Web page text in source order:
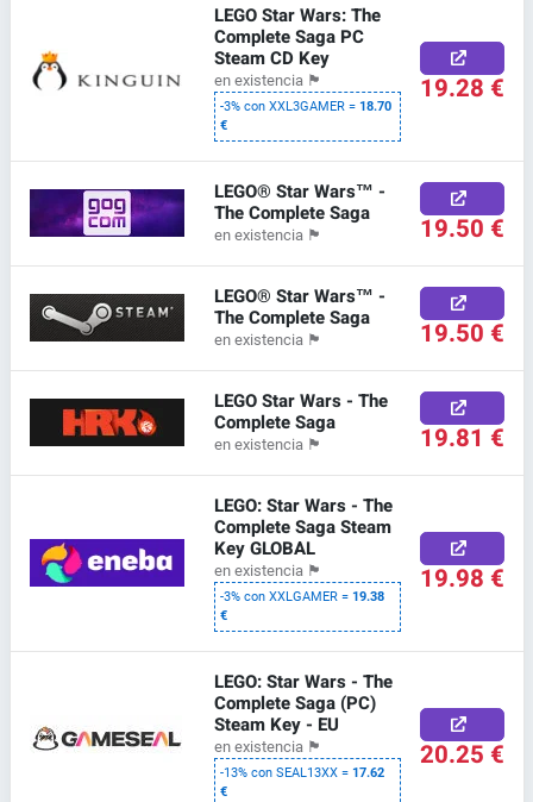
LEGO Star Wars: The
Complete Saga PC
Steam CD Key
en existencia 🏴
-3% con XXL3GAMER =18.70
€
19.28 €
LEGO® Star Wars™ -
The Complete Saga
en existencia 🏴 19.50 €
LEGO® Star Wars™ -
The Complete Saga
en existencia 🏴 19.50 €
LEGO Star Wars - The
Complete Saga
en existencia 🏴 19.81 €
LEGO: Star Wars - The
Complete Saga Steam
Key GLOBAL
en existencia 🏴
-3% con XXLGAMER =19.38
€
19.98 €
LEGO: Star Wars - The
Complete Saga (PC)
Steam Key - EU
en existencia 🏴
-13% con SEAL13XX =17.62
€
20.25 €